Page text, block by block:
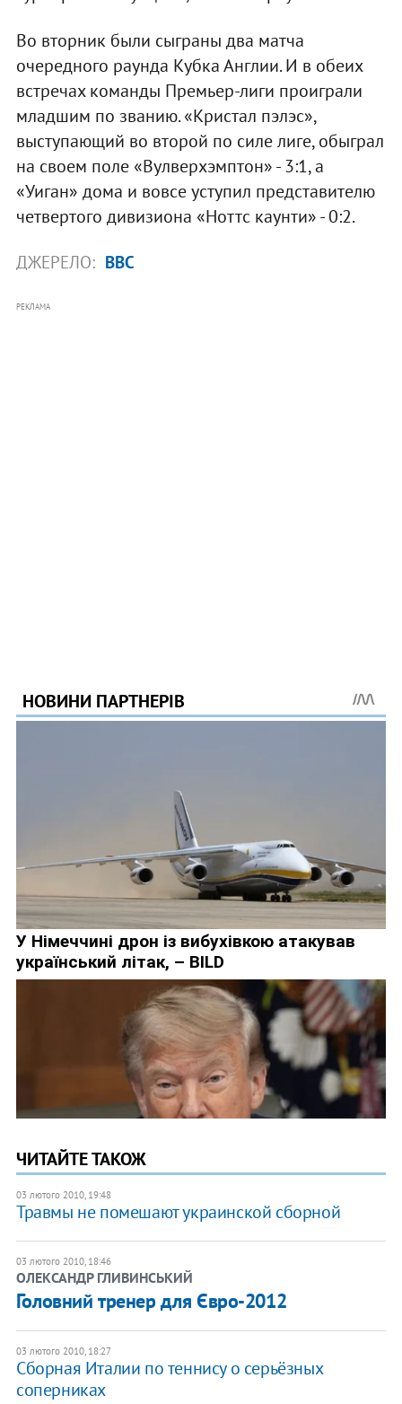
Во вторник были сыграны два матча
очередного раунда Кубка Англии. И в обеих
встречах команды Премьер-лиги проиграли
младшим по званию. «Кристал пэлэс»,
выступающий во второй по силе лиге, обыграл
на своем поле «Вулверхэмптон» - 3:1, а
«Уиган» дома и вовсе уступил представителю
четвертого дивизиона «Ноттс каунти» - 0:2.
ДЖЕРЕЛО: BBC
РЕКЛАМА
ЧИТАЙТЕ ТАКОЖ
03 лютого 2010, 19:48
Травмы не помешают украинской сборной
03 лютого 2010, 18:46
ОЛЕКСАНДР ГЛИВИНСЬКИЙ
Головний тренер для Євро-2012
03 лютого 2010, 18:27
Сборная Италии по теннису о серьёзных
соперниках